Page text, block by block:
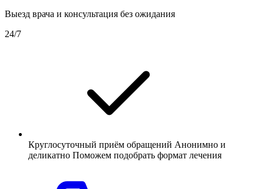
Выезд врача и консультация без ожидания
24/7
Круглосуточный приём обращений Анонимно и
деликатно Поможем подобрать формат лечения